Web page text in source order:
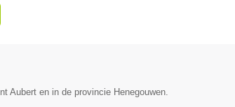
Aubert en in de provincie Henegouwen.